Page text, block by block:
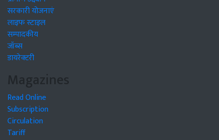
सरकारी योजनाएं
लाइफ स्टाइल
सम्पादकीय
जॉब्स
डायरेक्टरी
Magazines
Read Online
Subscription
Circulation
Tariff